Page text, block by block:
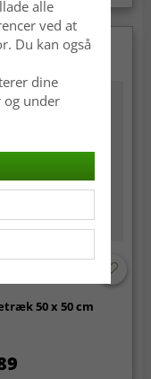
50 x 50 cm
alle
ved at
Du kan også
dine
og under